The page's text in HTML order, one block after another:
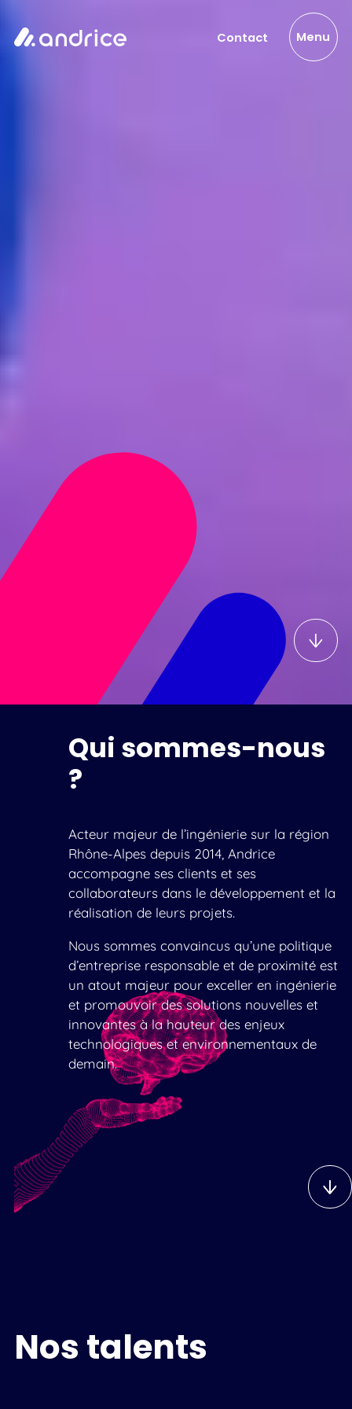
Contact Menu
Qui sommes-nous
?
Acteur majeur de l’ingénierie sur la région
Rhône-Alpes depuis 2014, Andrice
accompagne ses clients et ses
collaborateurs dans le développement et la
réalisation de leurs projets.
Nous sommes convaincus qu’une politique
d’entreprise responsable et de proximité est
un atout majeur pour exceller en ingénierie
et promouvoir des solutions nouvelles et
innovantes à la hauteur des enjeux
technologiques et environnementaux de
demain.
Nos talents